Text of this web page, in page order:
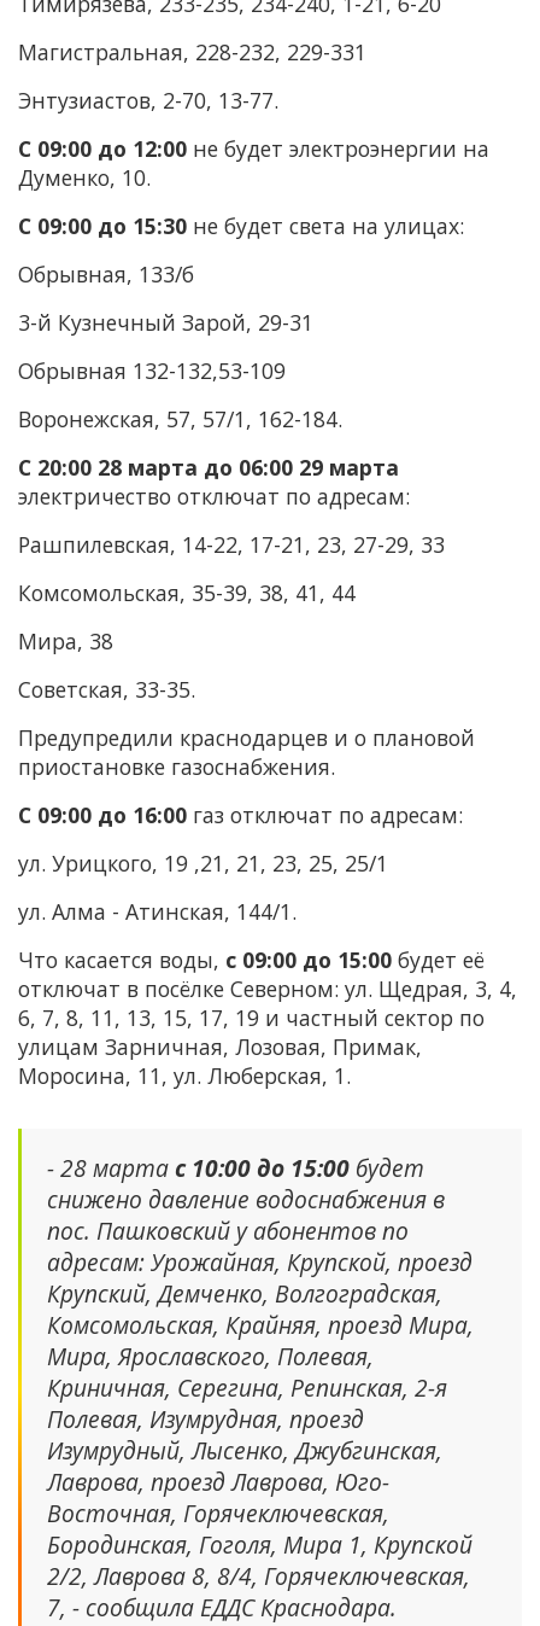
Магистральная, 228-232, 229-331
Энтузиастов, 2-70, 13-77.
С 09:00 до 12:00 не будет электроэнергии на
Думенко, 10.
С 09:00 до 15:30 не будет света на улицах:
Обрывная, 133/б
3-й Кузнечный Зарой, 29-31
Обрывная 132-132,53-109
Воронежская, 57, 57/1, 162-184.
С 20:00 28 марта до 06:00 29 марта
электричество отключат по адресам:
Рашпилевская, 14-22, 17-21, 23, 27-29, 33
Комсомольская, 35-39, 38, 41, 44
Мира, 38
Советская, 33-35.
Предупредили краснодарцев и о плановой
приостановке газоснабжения.
С 09:00 до 16:00 газ отключат по адресам:
ул. Урицкого, 19 ,21, 21, 23, 25, 25/1
ул. Алма - Атинская, 144/1.
Что касается воды, с 09:00 до 15:00 будет её
отключат в посёлке Северном: ул. Щедрая, 3, 4,
6, 7, 8, 11, 13, 15, 17, 19 и частный сектор по
улицам Зарничная, Лозовая, Примак,
Моросина, 11, ул. Люберская, 1.
- 28 мартас 10:00 до 15:00 будет
снижено давление водоснабжения в
пос. Пашковский у абонентов по
адресам: Урожайная, Крупской, проезд
Крупский, Демченко, Волгоградская,
Комсомольская, Крайняя, проезд Мира,
Мира, Ярославского, Полевая,
Криничная, Серегина, Репинская, 2-я
Полевая, Изумрудная, проезд
Изумрудный, Лысенко, Джубгинская,
Лаврова, проезд Лаврова, Юго-
Восточная, Горячеключевская,
Бородинская, Гоголя, Мира 1, Крупской
2/2, Лаврова 8, 8/4, Горячеключевская,
7, - сообщила ЕДДС Краснодара.